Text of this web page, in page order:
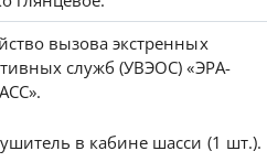
вызова экстренных
служб (УВЭОС) «ЭРА-
в кабине шасси (1 шт.).